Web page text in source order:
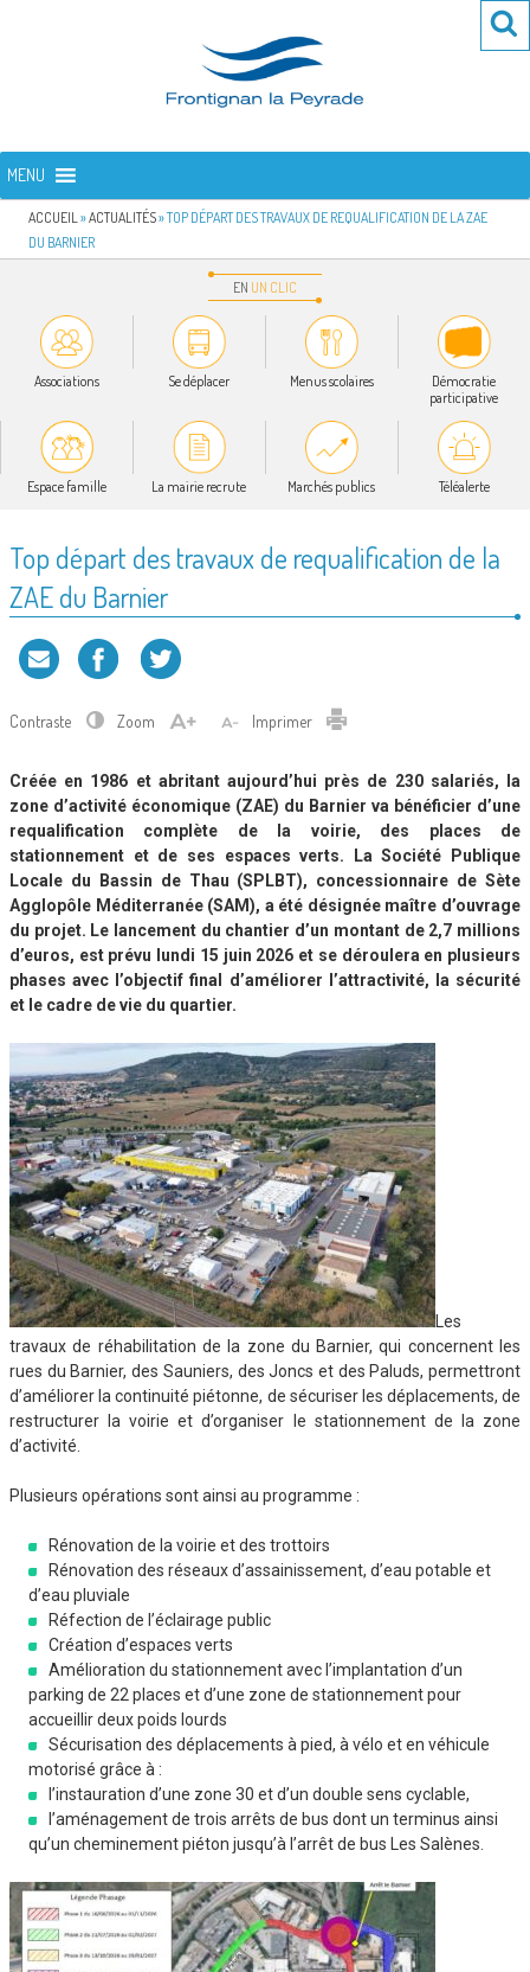
FRONTIGNAN LA PEYRADE
MENU
ACCUEIL »ACTUALITÉS»TOP DÉPART DES TRAVAUX DE REQUALIFICATION DE LA ZAE
DU BARNIER
EN UN CLIC
Associations Se déplacer Menus scolaires
Démocratie
participative
Espace famille La mairie recrute Marchés publics Téléalerte
Top départ des travaux de requalification de la
ZAE du Barnier
Contraste Zoom Imprimer
Créée en 1986 et abritant aujourd’hui près de 230 salariés, la
zone d’activité économique (ZAE) du Barnier va bénéficier d’une
requalification complète de la voirie, des places de
stationnement et de ses espaces verts. La Société Publique
Locale du Bassin de Thau (SPLBT), concessionnaire de Sète
Agglopôle Méditerranée (SAM), a été désignée maître d’ouvrage
du projet. Le lancement du chantier d’un montant de 2,7 millions
d’euros, est prévu lundi 15 juin 2026 et se déroulera en plusieurs
phases avec l’objectif final d’améliorer l’attractivité, la sécurité
et le cadre de vie du quartier.
Les
travaux de réhabilitation de la zone du Barnier, qui concernent les
rues du Barnier, des Sauniers, des Joncs et des Paluds, permettront
d’améliorer la continuité piétonne, de sécuriser les déplacements, de
restructurer la voirie et d’organiser le stationnement de la zone
d’activité.
Plusieurs opérations sont ainsi au programme :
Rénovation de la voirie et des trottoirs
Rénovation des réseaux d’assainissement, d’eau potable et
d’eau pluviale
Réfection de l’éclairage public
Création d’espaces verts
Amélioration du stationnement avec l’implantation d’un
parking de 22 places et d’une zone de stationnement pour
accueillir deux poids lourds
Sécurisation des déplacements à pied, à vélo et en véhicule
motorisé grâce à :
l’instauration d’une zone 30 et d’un double sens cyclable,
l’aménagement de trois arrêts de bus dont un terminus ainsi
qu’un cheminement piéton jusqu’à l’arrêt de bus Les Salènes.